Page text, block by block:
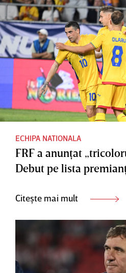
ECHIPA NATIONALA
FRF a anunţat
Debut pe lista
Citește mai mult